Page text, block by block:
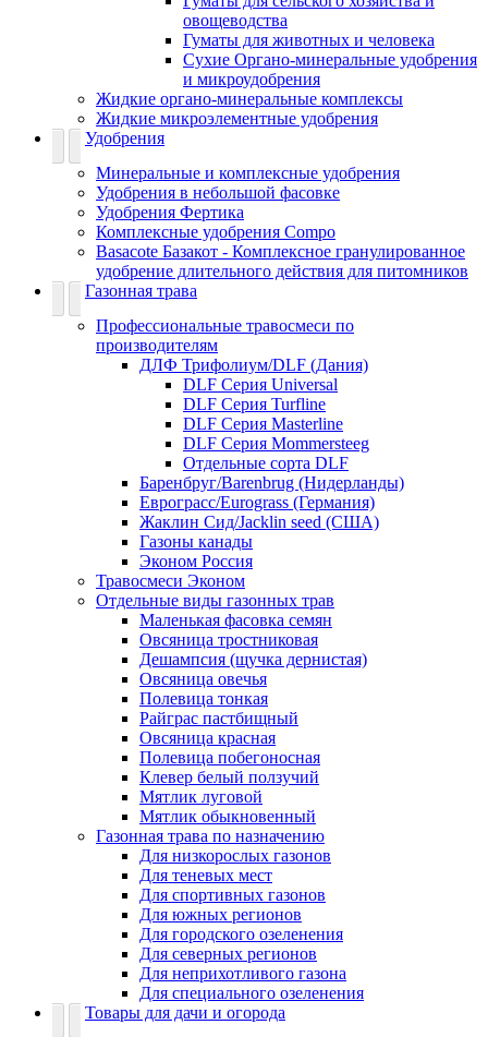
овощеводства
Гуматы для животных и человека
Сухие Органо-минеральные удобрения
и микроудобрения
Жидкие органо-минеральные комплексы
Жидкие микроэлементные удобрения
Удобрения
Минеральные и комплексные удобрения
Удобрения в небольшой фасовке
Удобрения Фертика
Комплексные удобрения Compo
Basacote Базакот - Комплексное гранулированное
удобрение длительного действия для питомников
Газонная трава
Профессиональные травосмеси по
производителям
ДЛФ Трифолиум/DLF (Дания)
DLF Серия Universal
DLF Серия Turfline
DLF Серия Masterline
DLF Серия Mommersteeg
Отдельные сорта DLF
Баренбруг/Barenbrug (Нидерланды)
Еврограсс/Eurograss (Германия)
Жаклин Сид/Jacklin seed (США)
Газоны канады
Эконом Россия
Травосмеси Эконом
Отдельные виды газонных трав
Маленькая фасовка семян
Овсяница тростниковая
Дешампсия (щучка дернистая)
Овсяница овечья
Полевица тонкая
Райграс пастбищный
Овсяница красная
Полевица побегоносная
Клевер белый ползучий
Мятлик луговой
Мятлик обыкновенный
Газонная трава по назначению
Для низкорослых газонов
Для теневых мест
Для спортивных газонов
Для южных регионов
Для городского озеленения
Для северных регионов
Для неприхотливого газона
Для специального озеленения
Товары для дачи и огорода